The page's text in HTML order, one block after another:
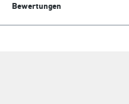
Bewertungen